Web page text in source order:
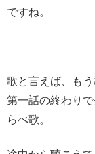
ですね。
歌と言えば、もう
第一話の終わり
らべ歌。